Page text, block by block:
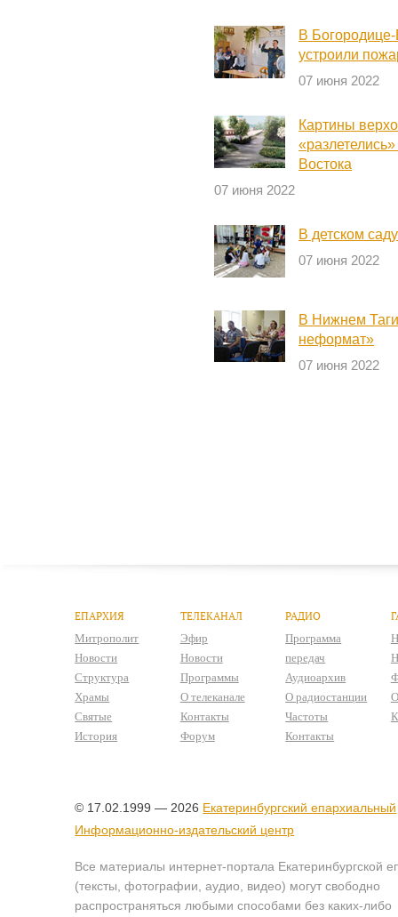
В
устроили
07 июня 2022
Картины
Востока
07 июня 2022
В детском
07 июня 2022
В Нижнем
неформат»
07 июня 2022
ЕПАРХИЯ
Митрополит
Новости
Структура
Храмы
Святые
История
ТЕЛЕКАНАЛ
Эфир
Новости
Программы
О телеканале
Контакты
Форум
РАДИО
Программа
передач
Аудиоархив
О радиостанции
Частоты
Контакты
© 17.02.1999 — 2026 Екатеринбургский епархиальный
Информационно-издательский центр
Все материалы интернет-портала Екатеринбургской
(тексты, фотографии, аудио, видео) могут свободно
распространяться любыми способами без каких-либо